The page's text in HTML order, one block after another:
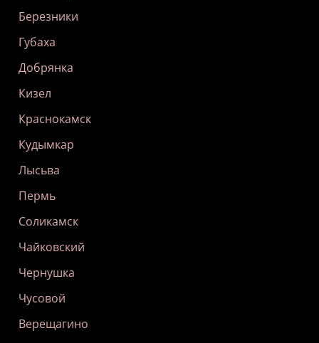
Березники
Губаха
Добрянка
Кизел
Краснокамск
Кудымкар
Лысьва
Пермь
Соликамск
Чайковский
Чернушка
Чусовой
Верещагино